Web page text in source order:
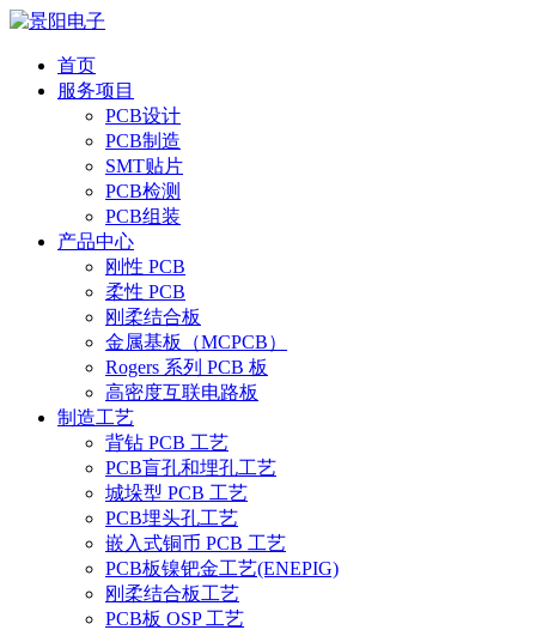
首页
服务项目
PCB设计
PCB制造
SMT贴片
PCB检测
PCB组装
产品中心
刚性 PCB
柔性 PCB
刚柔结合板
金属基板（MCPCB）
Rogers 系列 PCB 板
高密度互联电路板
制造工艺
背钻 PCB 工艺
PCB盲孔和埋孔工艺
城垛型 PCB 工艺
PCB埋头孔工艺
嵌入式铜币 PCB 工艺
PCB板镍钯金工艺(ENEPIG)
刚柔结合板工艺
PCB板 OSP 工艺